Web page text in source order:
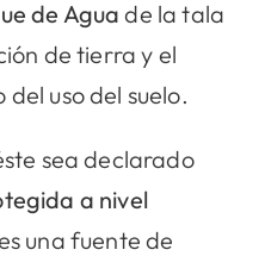
de Agua de la tala
de tierra y el
uso del suelo.
sea declarado
a nivel
una fuente de